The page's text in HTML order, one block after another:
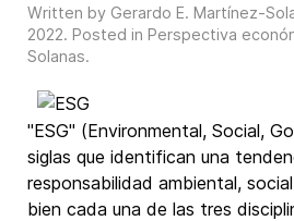
Written by Gerardo E. Martínez-
2022. Posted in Perspectiva
Solanas.
"ESG" (Environmental, Social,
siglas que identifican una
responsabilidad ambiental,
bien cada una de las tres